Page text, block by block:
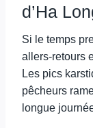
d’Ha
Si le temps
allers-retours
Les pics
pêcheurs
longue